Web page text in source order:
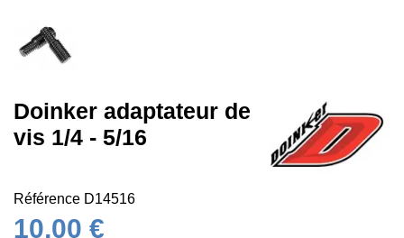
Doinker adaptateur de
vis 1/4 - 5/16
Référence D14516
10,00 €